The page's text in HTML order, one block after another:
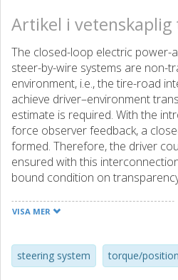
Artikel i
The closed-loop electric power-
steer-by-wire systems are non-
environment, i.e., the tire-road
achieve driver–environment
estimate is required. With the
force observer feedback, a
formed. Therefore, the driver
ensured with this
bound condition on
observer with reasonable
unit sensor and the steering
indicate that the former
VISA MER
steering system torque/